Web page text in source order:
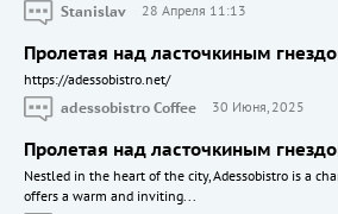
Stanislav
28 Апреля 11:13
Пролетая над ласточкиным
https://adessobistro.net/
adessobistro Coffee
30 Июня, 2025
Пролетая над ласточкиным
Nestled in the heart of the city, Adessobistro is a
offers a warm and inviting...